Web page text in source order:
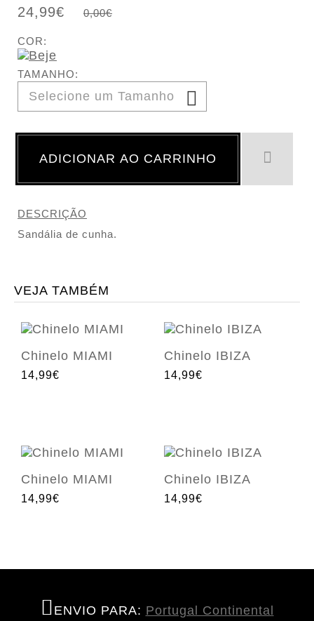
24,99€ 0,00€
COR:
TAMANHO:
ADICIONAR AO CARRINHO
DESCRIÇÃO
Sandália de cunha.
VEJA TAMBÉM
Chinelo MIAMI
14,99€
Chinelo IBIZA
14,99€
Chinelo MIAMI
14,99€
Chinelo IBIZA
14,99€
ENVIO PARA: Portugal Continental